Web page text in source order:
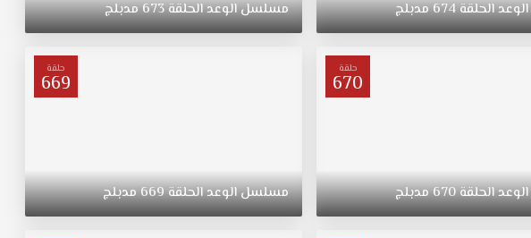
الوعدالحلقة674مدبلج مسلسلالوعدالحلقة673مدبلج
حلقة
670
الوعدالحلقة670مدبلج
حلقة
669
مسلسلالوعدالحلقة669مدبلج